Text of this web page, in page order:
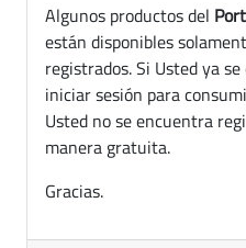
Algunos productos del
están disponibles
registrados. Si Usted ya
iniciar sesión para
Usted no se encuentra
manera gratuita.
Gracias.